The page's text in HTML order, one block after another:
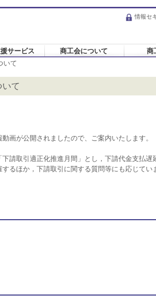
情報セ
サービス 商工会について 商
いて
て
画が公開されましたので、ご案内いたします。
請取引適正化推進月間」とし，下請代金支払遅
るほか，下請取引に関する質問等にも応じて